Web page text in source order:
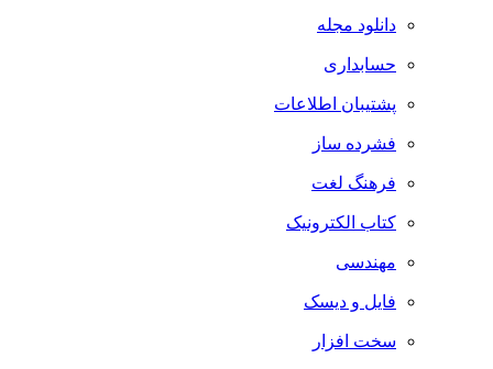
دانلود مجله
حسابداری
پشتیبان اطلاعات
فشرده ساز
فرهنگ لغت
کتاب الکترونیک
مهندسی
فایل و دیسک
سخت افزار